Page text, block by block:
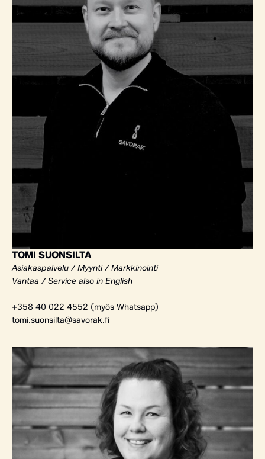
TOMI SUONSILTA
Asiakaspalvelu / Myynti / Markkinointi
Vantaa / Service also in English
+358 40 022 4552 (myös Whatsapp)
tomi.suonsilta@savorak.fi